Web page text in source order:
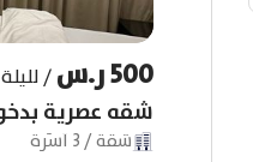
for
changing
dates.
500 ر.س /لليلة
شقة/
3 أسّرة